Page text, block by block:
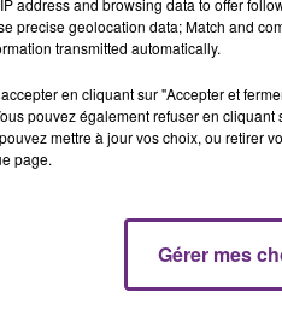
19h00
address and browsing data to offer
precise geolocation data; Match and
transmitted automatically.
en cliquant sur "Accepter et
pouvez également refuser en
mettre à jour vos choix, ou retirer
page.
Gérer mes